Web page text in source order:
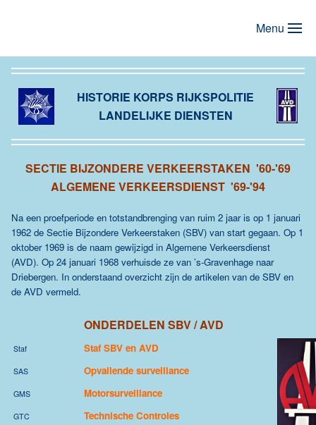
Menu
HISTORIE KORPS RIJKSPOLITIE
LANDELIJKE DIENSTEN
SECTIE BIJZONDERE VERKEERSTAKEN '60-'69
ALGEMENE VERKEERSDIENST '69-'94
Na een proefperiode en totstandbrenging van ruim 2 jaar is op 1 januari
1962 de Sectie Bijzondere Verkeerstaken (SBV) van start gegaan. Op 1
oktober 1969 is de naam gewijzigd in Algemene Verkeersdienst
(AVD). Op 24 januari 1968 verhuisde ze van ’s-Gravenhage naar
Driebergen. In onderstaand overzicht zijn de artikelen van de SBV en
de AVD vermeld.
ONDERDELEN SBV / AVD
Staf Staf SBV en AVD
SAS Opvallende surveillance
GMS Motorsurveillance
GTC Technische Controles